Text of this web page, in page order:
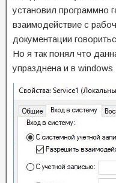
установил программно
взаимодействие с
документации
Но я так понял что
упразднена и в windows